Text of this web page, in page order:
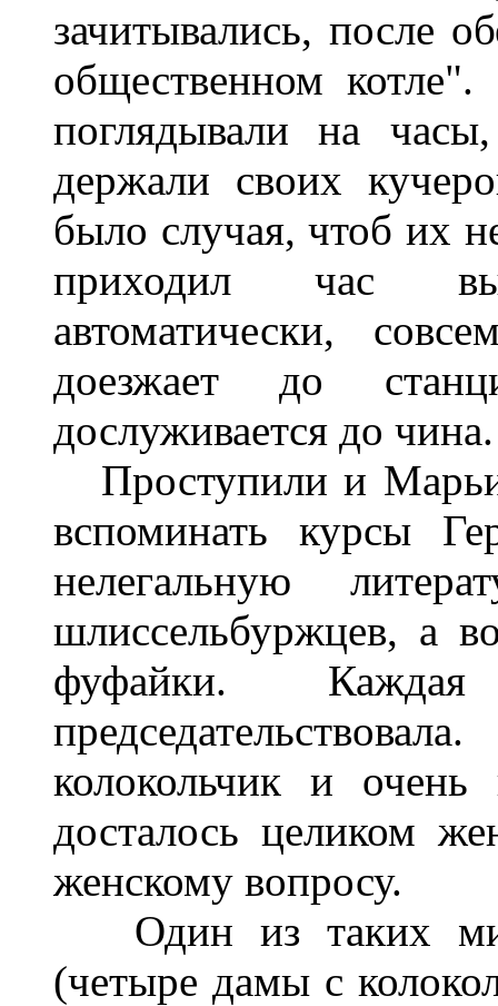
зачитывались, после
общественном
поглядывали на
держали своих
было случая, чтоб их
приходил час
автоматически,
доезжает до
дослуживается до чина.
Проступили и
вспоминать курсы
нелегальную
шлиссельбуржцев, а
фуфайки.
колокольчик и
досталось целиком
женскому вопросу.
Один из таких
(четыре дамы с